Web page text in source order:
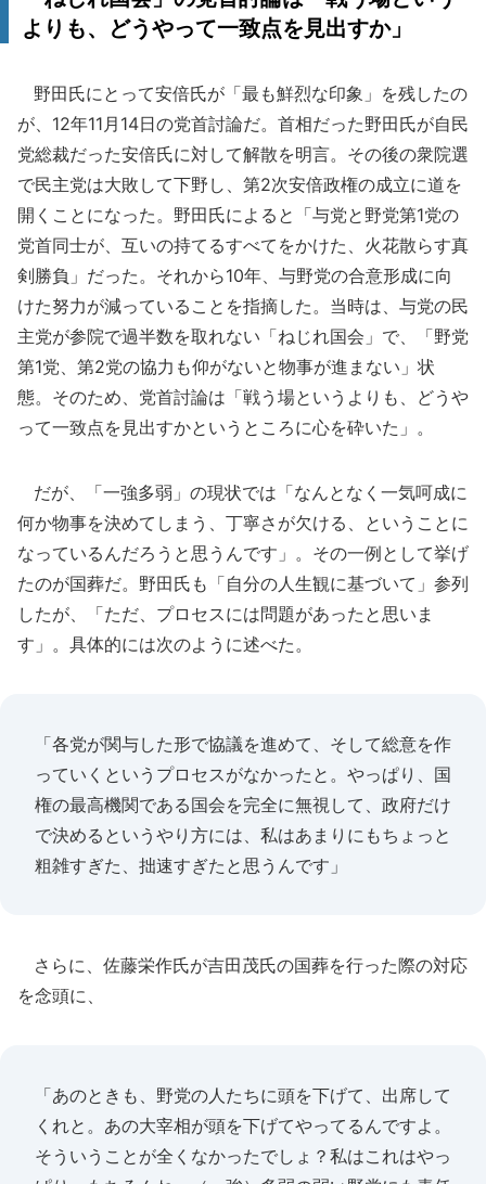
よりも、どうやって一致点を見出すか」
野田氏にとって安倍氏が「最も鮮烈な印象」を残したの
が、12年11月14日の党首討論だ。首相だった野田氏が自民
党総裁だった安倍氏に対して解散を明言。その後の衆院選
で民主党は大敗して下野し、第2次安倍政権の成立に道を
開くことになった。野田氏によると「与党と野党第1党の
党首同士が、互いの持てるすべてをかけた、火花散らす真
剣勝負」だった。それから10年、与野党の合意形成に向
けた努力が減っていることを指摘した。当時は、与党の民
主党が参院で過半数を取れない「ねじれ国会」で、「野党
第1党、第2党の協力も仰がないと物事が進まない」状
態。そのため、党首討論は「戦う場というよりも、どうや
って一致点を見出すかというところに心を砕いた」。
だが、「一強多弱」の現状では「なんとなく一気呵成に
何か物事を決めてしまう、丁寧さが欠ける、ということに
なっているんだろうと思うんです」。その一例として挙げ
たのが国葬だ。野田氏も「自分の人生観に基づいて」参列
したが、「ただ、プロセスには問題があったと思いま
す」。具体的には次のように述べた。
「各党が関与した形で協議を進めて、そして総意を作
っていくというプロセスがなかったと。やっぱり、国
権の最高機関である国会を完全に無視して、政府だけ
で決めるというやり方には、私はあまりにもちょっと
粗雑すぎた、拙速すぎたと思うんです」
さらに、佐藤栄作氏が吉田茂氏の国葬を行った際の対応
を念頭に、
「あのときも、野党の人たちに頭を下げて、出席して
くれと。あの大宰相が頭を下げてやってるんですよ。
そういうことが全くなかったでしょ？私はこれはやっ